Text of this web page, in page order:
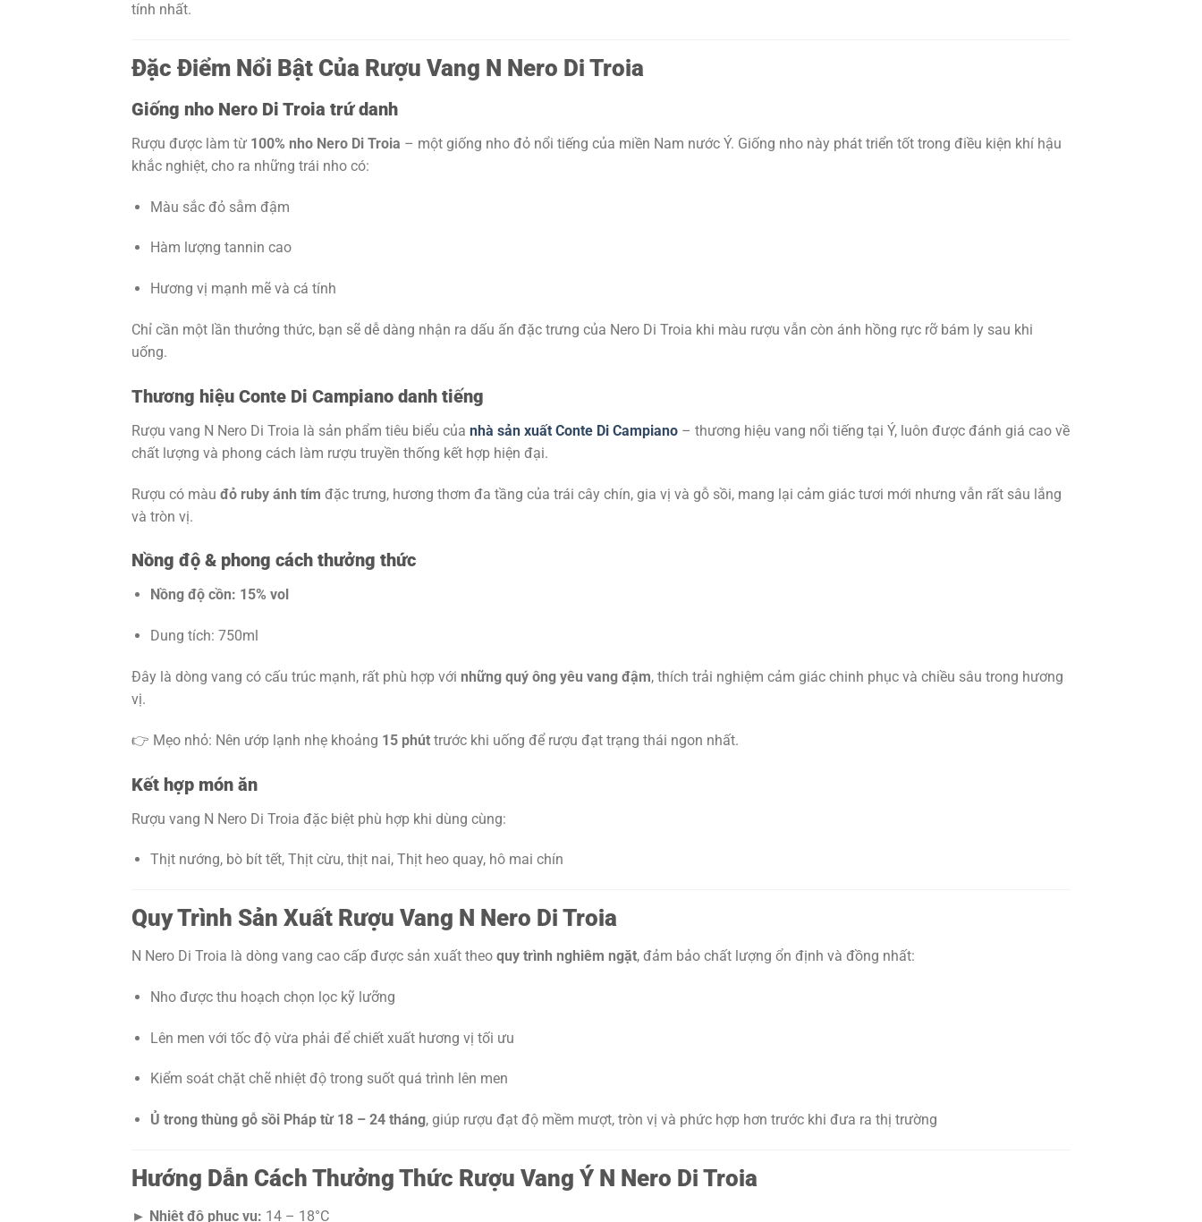
tính nhất.
Đặc Điểm Nổi Bật Của Rượu Vang N Nero Di Troia
Giống nho Nero Di Troia trứ danh
Rượu được làm từ 100% nho Nero Di Troia – một giống nho đỏ nổi tiếng của miền Nam nước Ý. Giống nho này phát triển tốt trong điều kiện khí hậu
khắc nghiệt, cho ra những trái nho có:
Màu sắc đỏ sẫm đậm
Hàm lượng tannin cao
Hương vị mạnh mẽ và cá tính
Chỉ cần một lần thưởng thức, bạn sẽ dễ dàng nhận ra dấu ấn đặc trưng của Nero Di Troia khi màu rượu vẫn còn ánh hồng rực rỡ bám ly sau khi
uống.
Thương hiệu Conte Di Campiano danh tiếng
Rượu vang N Nero Di Troia là sản phẩm tiêu biểu của nhà sản xuất Conte Di Campiano – thương hiệu vang nổi tiếng tại Ý, luôn được đánh giá cao về
chất lượng và phong cách làm rượu truyền thống kết hợp hiện đại.
Rượu có màu đỏ ruby ánh tím đặc trưng, hương thơm đa tầng của trái cây chín, gia vị và gỗ sồi, mang lại cảm giác tươi mới nhưng vẫn rất sâu lắng
và tròn vị.
Nồng độ & phong cách thưởng thức
Nồng độ cồn: 15% vol
Dung tích: 750ml
Đây là dòng vang có cấu trúc mạnh, rất phù hợp với những quý ông yêu vang đậm, thích trải nghiệm cảm giác chinh phục và chiều sâu trong hương
vị.
👉 Mẹo nhỏ: Nên ướp lạnh nhẹ khoảng 15 phút trước khi uống để rượu đạt trạng thái ngon nhất.
Kết hợp món ăn
Rượu vang N Nero Di Troia đặc biệt phù hợp khi dùng cùng:
Thịt nướng, bò bít tết, Thịt cừu, thịt nai, Thịt heo quay, hô mai chín
Quy Trình Sản Xuất Rượu Vang N Nero Di Troia
N Nero Di Troia là dòng vang cao cấp được sản xuất theo quy trình nghiêm ngặt, đảm bảo chất lượng ổn định và đồng nhất:
Nho được thu hoạch chọn lọc kỹ lưỡng
Lên men với tốc độ vừa phải để chiết xuất hương vị tối ưu
Kiểm soát chặt chẽ nhiệt độ trong suốt quá trình lên men
Ủ trong thùng gỗ sồi Pháp từ 18 – 24 tháng, giúp rượu đạt độ mềm mượt, tròn vị và phức hợp hơn trước khi đưa ra thị trường
Hướng Dẫn Cách Thưởng Thức Rượu Vang Ý N Nero Di Troia
► Nhiệt độ phục vụ: 14 – 18°C